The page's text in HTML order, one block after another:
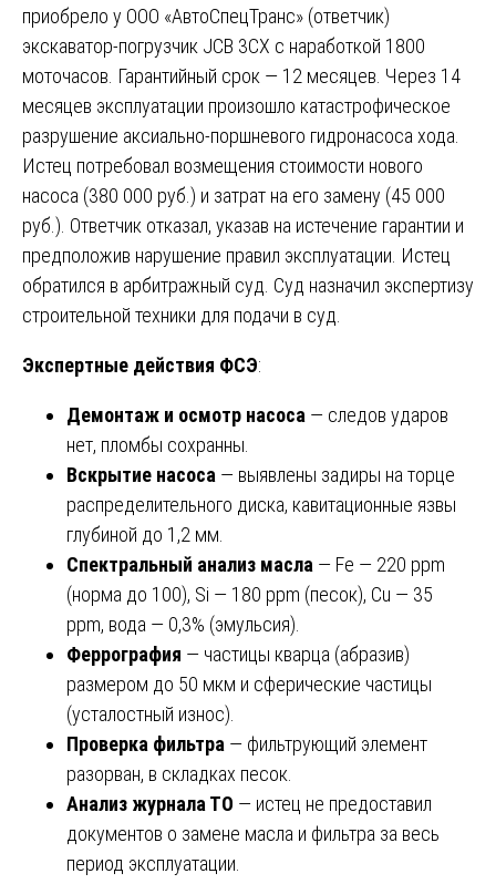
приобрело у ООО «АвтоСпецТранс» (ответчик)
экскаватор-погрузчик JCB 3CX с наработкой 1800
моточасов. Гарантийный срок — 12 месяцев. Через 14
месяцев эксплуатации произошло катастрофическое
разрушение аксиально-поршневого гидронасоса хода.
Истец потребовал возмещения стоимости нового
насоса (380 000 руб.) и затрат на его замену (45 000
руб.). Ответчик отказал, указав на истечение гарантии и
предположив нарушение правил эксплуатации. Истец
обратился в арбитражный суд. Суд назначил экспертизу
строительной техники для подачи в суд.
Экспертные действия ФСЭ:
Демонтаж и осмотр насоса — следов ударов
нет, пломбы сохранны.
Вскрытие насоса — выявлены задиры на торце
распределительного диска, кавитационные язвы
глубиной до 1,2 мм.
Спектральный анализ масла — Fe — 220 ppm
(норма до 100), Si — 180 ppm (песок), Cu — 35
ppm, вода — 0,3% (эмульсия).
Феррография — частицы кварца (абразив)
размером до 50 мкм и сферические частицы
(усталостный износ).
Проверка фильтра — фильтрующий элемент
разорван, в складках песок.
Анализ журнала ТО — истец не предоставил
документов о замене масла и фильтра за весь
период эксплуатации.